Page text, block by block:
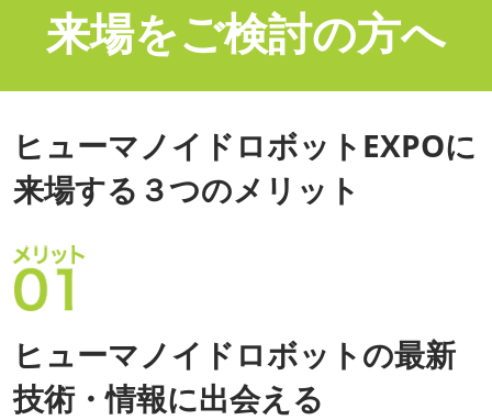
来場をご検討の方へ
ヒューマノイドロボットEXPOに
来場する３つのメリット
ヒューマノイドロボットの最新
技術・情報に出会える